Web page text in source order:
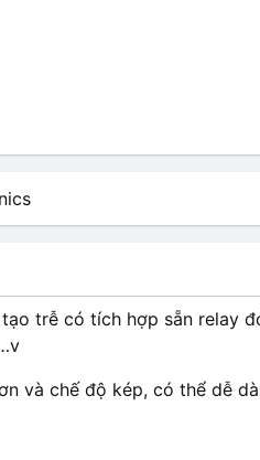
trễ có tích hợp sẵn relay
và chế độ kép, có thể dễ